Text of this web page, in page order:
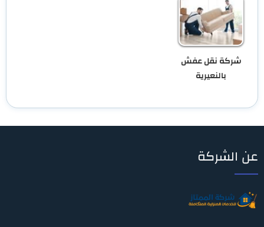
شركة نقل عفش
بالنعيرية
عن الشركة